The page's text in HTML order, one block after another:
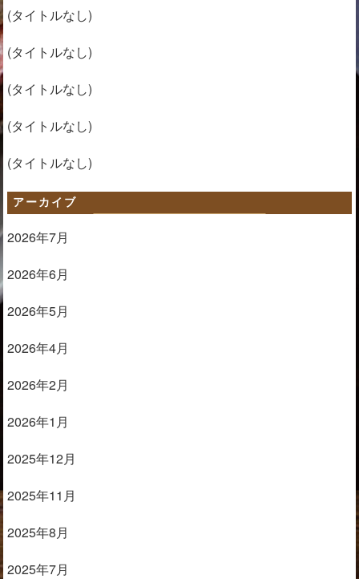
(タイトルなし)
(タイトルなし)
(タイトルなし)
(タイトルなし)
(タイトルなし)
アーカイブ
2026年7月
2026年6月
2026年5月
2026年4月
2026年2月
2026年1月
2025年12月
2025年11月
2025年8月
2025年7月